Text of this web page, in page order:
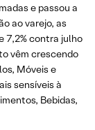
e passou a
ao varejo, as
7,2% contra julho
vêm crescendo
Móveis e
sensíveis à
Bebidas,